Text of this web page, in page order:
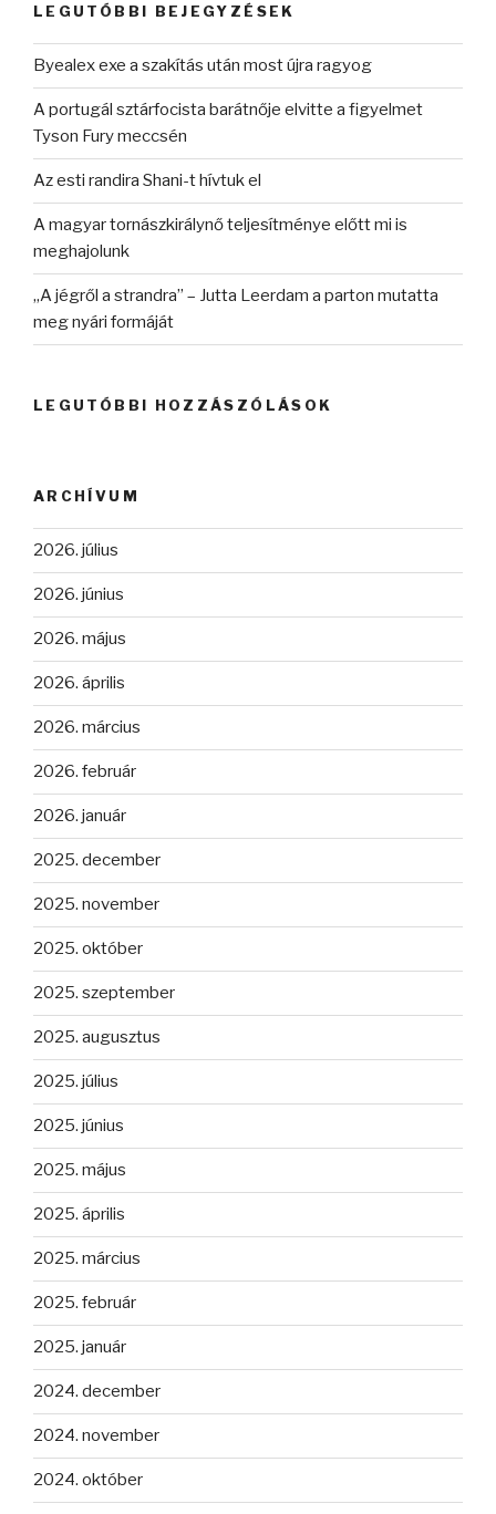
LEGUTÓBBI BEJEGYZÉSEK
Byealex exe a szakítás után most újra ragyog
A portugál sztárfocista barátnője elvitte a figyelmet
Tyson Fury meccsén
Az esti randira Shani-t hívtuk el
A magyar tornászkirálynő teljesítménye előtt mi is
meghajolunk
„A jégről a strandra” – Jutta Leerdam a parton mutatta
meg nyári formáját
LEGUTÓBBI HOZZÁSZÓLÁSOK
ARCHÍVUM
2026. július
2026. június
2026. május
2026. április
2026. március
2026. február
2026. január
2025. december
2025. november
2025. október
2025. szeptember
2025. augusztus
2025. július
2025. június
2025. május
2025. április
2025. március
2025. február
2025. január
2024. december
2024. november
2024. október